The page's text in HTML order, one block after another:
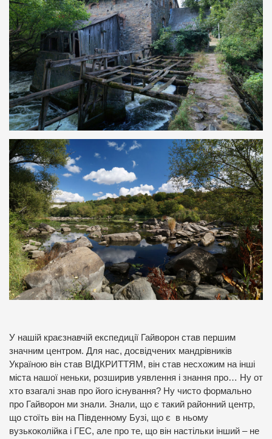
У нашій краєзнавчій експедиції Гайворон став першим
значним центром. Для нас, досвідчених мандрівників
Україною він став ВІДКРИТТЯМ, він став несхожим на інші
міста нашої неньки, розширив уявлення і знання про… Ну от
хто взагалі знав про його існування? Ну чисто формально
про Гайворон ми знали. Знали, що є такий районний центр,
що стоїть він на Південному Бузі, що є в ньому
вузькоколійка і ГЕС, але про те, що він настільки інший – не